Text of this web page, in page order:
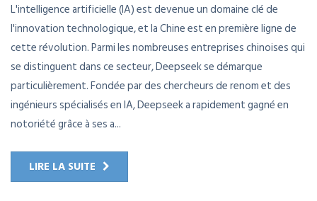
L'intelligence artificielle (IA) est devenue un domaine clé de
l'innovation technologique, et la Chine est en première ligne de
cette révolution. Parmi les nombreuses entreprises chinoises qui
se distinguent dans ce secteur, Deepseek se démarque
particulièrement. Fondée par des chercheurs de renom et des
ingénieurs spécialisés en IA, Deepseek a rapidement gagné en
notoriété grâce à ses a...
LIRE LA SUITE